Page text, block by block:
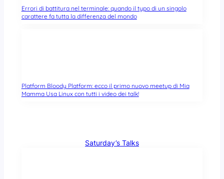
Errori di battitura nel terminale: quando il typo di un singolo
carattere fa tutta la differenza del mondo
Platform Bloody Platform: ecco il primo nuovo meetup di Mia
Mamma Usa Linux con tutti i video dei talk!
Saturday’s Talks